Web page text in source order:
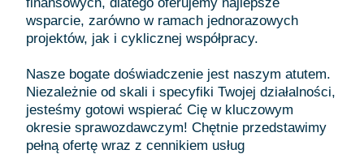
wsparcie, zarówno w ramach jednorazowych
projektów, jak i cyklicznej współpracy.
Nasze bogate doświadczenie jest naszym atutem.
Niezależnie od skali i specyfiki Twojej działalności,
jesteśmy gotowi wspierać Cię w kluczowym
okresie sprawozdawczym! Chętnie przedstawimy
pełną ofertę wraz z cennikiem usług